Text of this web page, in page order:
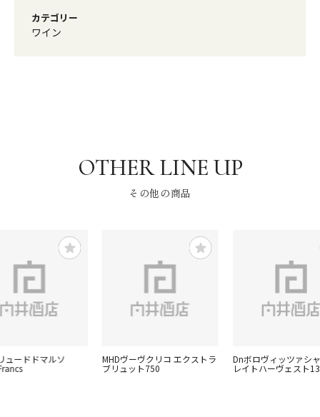
カテゴリー
ワイン
その他の商品
ュードドマルソ MHDヴーヴクリコ エクストラ
ブリュット750
Dnボロヴィッツァシ
レイトハーヴェスト13